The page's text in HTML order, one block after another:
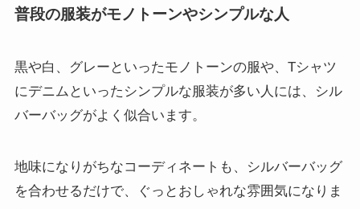
普段の服装がモノトーンやシンプルな人
黒や白、グレーといったモノトーンの服や、Tシャツ
にデニムといったシンプルな服装が多い人には、シル
バーバッグがよく似合います。
地味になりがちなコーディネートも、シルバーバッグ
を合わせるだけで、ぐっとおしゃれな雰囲気になりま